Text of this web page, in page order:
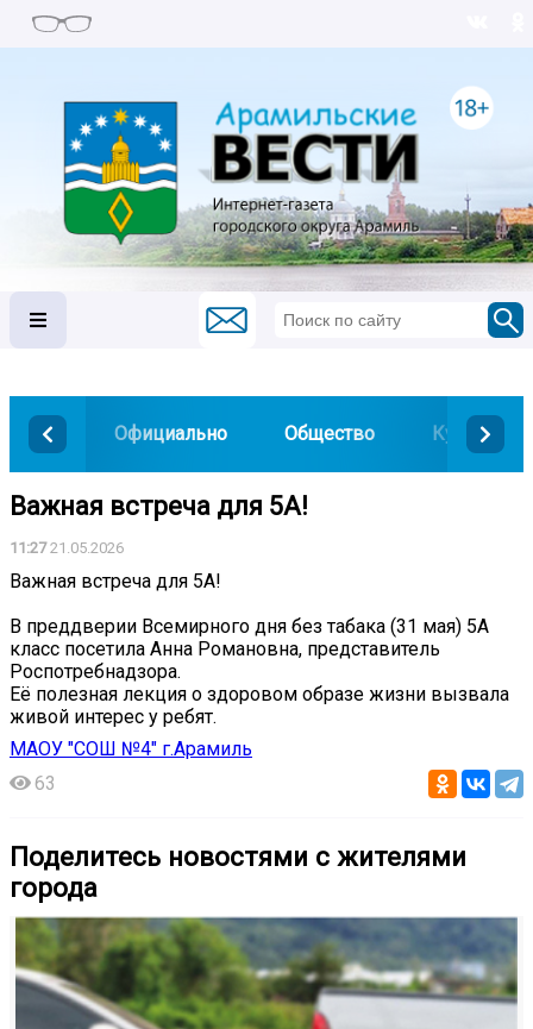
Официально Общество Культура
Важная встреча для 5А!
11:2721.05.2026
Важная встреча для 5А!
В преддверии Всемирного дня без табака (31 мая) 5А
класс посетила Анна Романовна, представитель
Роспотребнадзора.
️Её полезная лекция о здоровом образе жизни вызвала
живой интерес у ребят.
МАОУ "СОШ №4" г.Арамиль
63
Поделитесь новостями с жителями
города